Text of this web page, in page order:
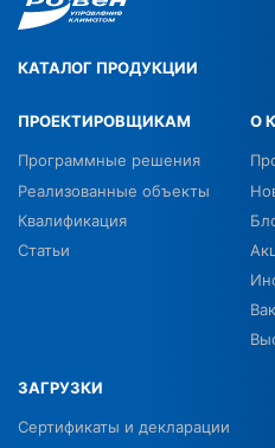
КАТАЛОГ ПРОДУКЦИИ
ПРОЕКТИРОВЩИКАМ
Программные решения
Реализованные объекты
Квалификация
Статьи
О
ЗАГРУЗКИ
Сертификаты и декларации